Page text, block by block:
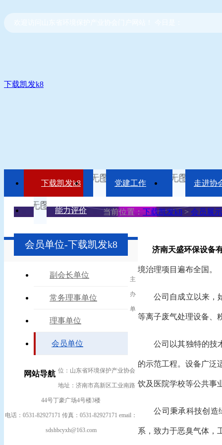
下载凯发k8
下载凯发k8 党建工作 走进协
能力评价 当前位置： 下载凯发k8 > 会员展示
会员单位-下载凯发k8
副会长单位
常务理事单位
理事单位
会员单位
济南天盛环保设备
境治理项目遍布全国。
公司自成立以来，始
等离子废气处理设备、
公司以其独特的技术
的示范工程。设备广
饮及医院学校等公共事
公司秉承科技创造绿
系，致力于恶臭气体，
网站导航
主
办
单
位：山东省环境保护产业协会
地址：济南市高新区工业南路
44号丁豪广场4号楼3楼
电话：0531-82927171 传真：0531-82927171 email：
sdshbcyxh@163.com